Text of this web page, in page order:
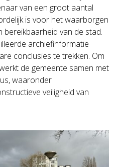
van een groot aantal
is voor het waarborgen
bereikbaarheid van de stad.
archiefinformatie
conclusies te trekken. Om
de gemeente samen met
waaronder
veiligheid van